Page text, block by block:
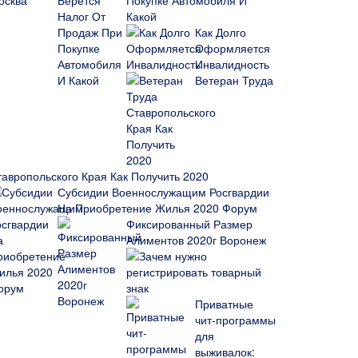
Какой
Как Долго
Оформляется
Инвалидность
Ветеран Труда
Края Как Получить 2020
Субсидии Военнослужащим Росгвардии
На Приобретение Жилья 2020 Форум
Фиксированный Размер
Алиментов 2020г Воронеж
Зачем нужно
регистрировать товарный
знак
Приватные
чит-программы
для
выживалок: